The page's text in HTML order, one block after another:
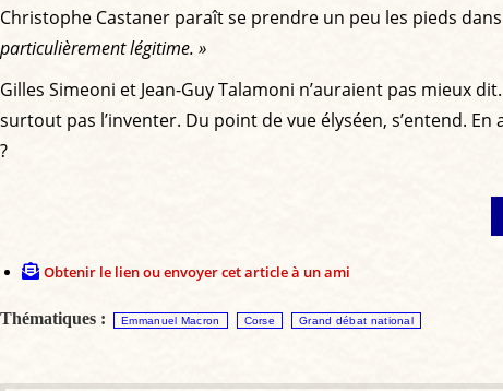
Christophe Castaner paraît se prendre un peu les pieds
particulièrement légitime. »
Gilles Simeoni et Jean-Guy Talamoni n’auraient pas mieux
surtout pas l’inventer. Du point de vue élyséen, s’entend.
?
Obtenir le lien ou envoyer cet article à un ami
Thématiques : Emmanuel Macron Corse Grand débat national